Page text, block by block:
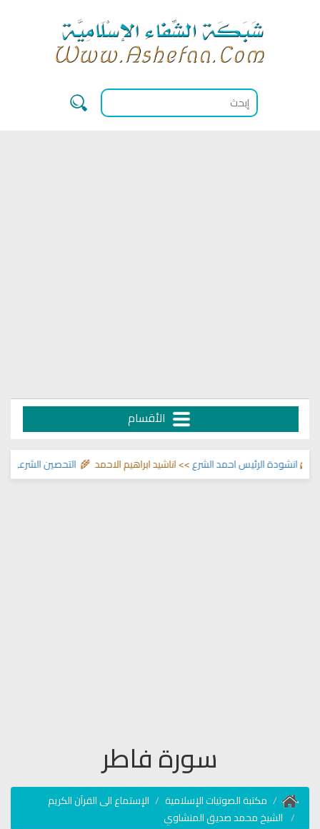
الأقسام
التحصين الشرعي انشودة الرئيس احمد الشرع>> اناشيد ابراهيم الاحمد 🌾
سورة فاطر
مكتبة الصوتيات الإسلامية
الإستماع الى القرآن الكريم
الشيخ محمد صديق المنشاوي